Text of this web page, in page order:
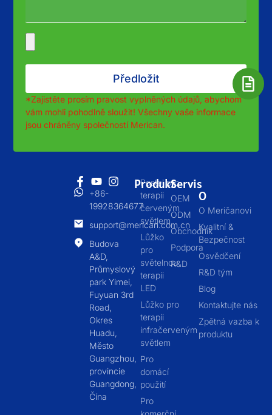
Předložit
*Zajistěte prosím pravost vyplněných údajů, abychom
vám mohli pohodlně sloužit! Všechny vaše informace
jsou chráněny společností Merican.
+86-
19928364677
support@merican.com.cn
Budova
A&D,
Průmyslový
park Yimei,
Fuyuan 3rd
Road,
Okres
Huadu,
Město
Guangzhou,
provincie
Guangdong,
Čína
Produkt
Postel pro
terapii
červeným
světlem
Lůžko
pro
světelnou
terapii
LED
Lůžko pro
terapii
infračerveným
světlem
Pro
domácí
použití
Pro
Servis
OEM
ODM
Obchodník
Podpora
R&D
O
O Meričanovi
Kvalitní &
Bezpečnost
Osvědčení
R&D tým
Blog
Kontaktujte nás
Zpětná vazba k
produktu